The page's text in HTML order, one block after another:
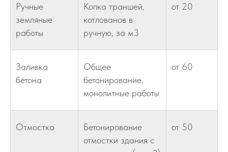
Ручные
земляные
работы
Копка траншей,
котлованов в
ручную, за м3
от 20
Заливка
бетона
Общее
бетонирование,
монолитные работы
от 60
Отмостка
Бетонирование
отмостки здания с
от 50